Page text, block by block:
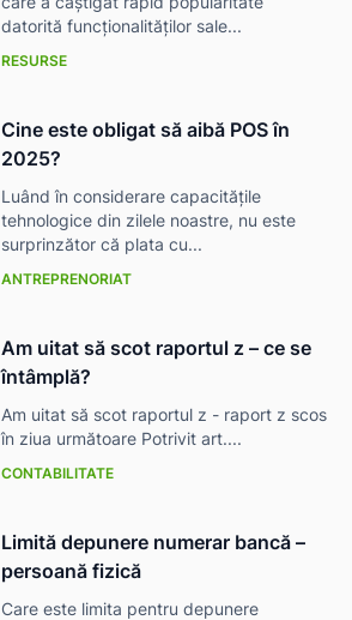
datorită funcționalităților sale...
RESURSE
Cine este obligat să aibă POS în
2025?
Luând în considerare capacitățile
tehnologice din zilele noastre, nu este
surprinzător că plata cu...
ANTREPRENORIAT
Am uitat să scot raportul z – ce se
întâmplă?
Am uitat să scot raportul z - raport z scos
în ziua următoare Potrivit art....
CONTABILITATE
Limită depunere numerar bancă –
persoană fizică
Care este limita pentru depunere